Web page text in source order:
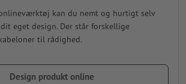
kan du nemt og hurtigt selv
eget design. Der står forskellige
til rådighed.
Design produkt online